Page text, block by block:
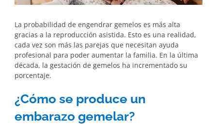
La probabilidad de engendrar gemelos es más alta
gracias a la reproducción asistida. Esto es una realidad,
cada vez son más las parejas que necesitan ayuda
profesional para poder aumentar la familia. En la última
década, la gestación de gemelos ha incrementado su
porcentaje.
¿Cómo se produce un
embarazo gemelar?